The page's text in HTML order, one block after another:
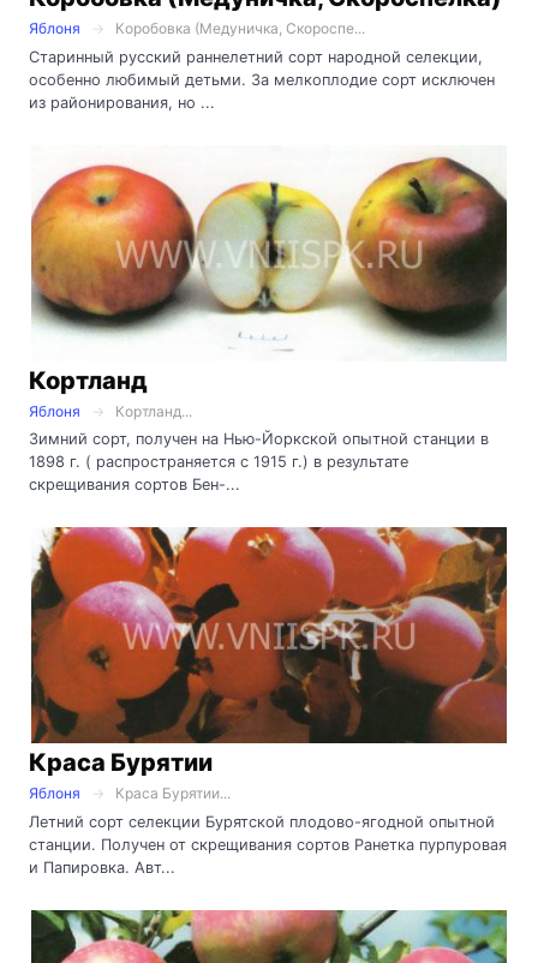
Яблоня
Коробовка (Медуничка, Скороспе...
Старинный русский раннелетний сорт народной селекции,
особенно любимый детьми. За мелкоплодие сорт исключен
из районирования, но ...
Кортланд
Яблоня
Кортланд...
Зимний сорт, получен на Нью-Йоркской опытной станции в
1898 г. ( распространяется с 1915 г.) в результате
скрещивания сортов Бен-...
Краса Бурятии
Яблоня
Краса Бурятии...
Летний сорт селекции Бурятской плодово-ягодной опытной
станции. Получен от скрещивания сортов Ранетка пурпуровая
и Папировка. Авт...